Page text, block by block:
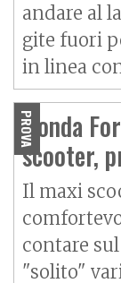
andare al
gite fuori
in linea
PROVA
Honda
scooter,
Il maxi
contare
"solito"